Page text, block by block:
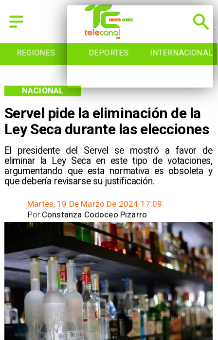
REGIONES DEPORTES INTERNACIONAL
Servel pide la eliminación de la
Ley Seca durante las elecciones
El presidente del Servel se mostró a favor de
eliminar la Ley Seca en este tipo de votaciones,
argumentando que esta normativa es obsoleta y
que debería revisarse su justificación.
NACIONAL
Martes, 19 De Marzo De 2024 17:09
Constanza Codoceo Pizarro
Por